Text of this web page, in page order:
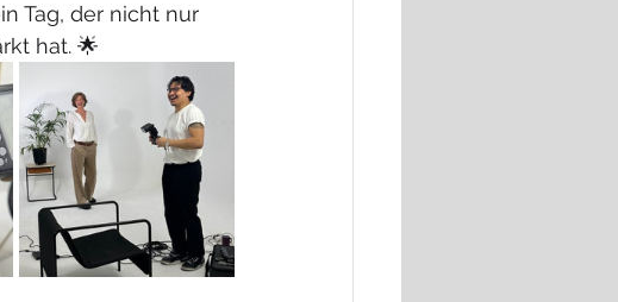
Tag, der nicht nur
hat. 🌟